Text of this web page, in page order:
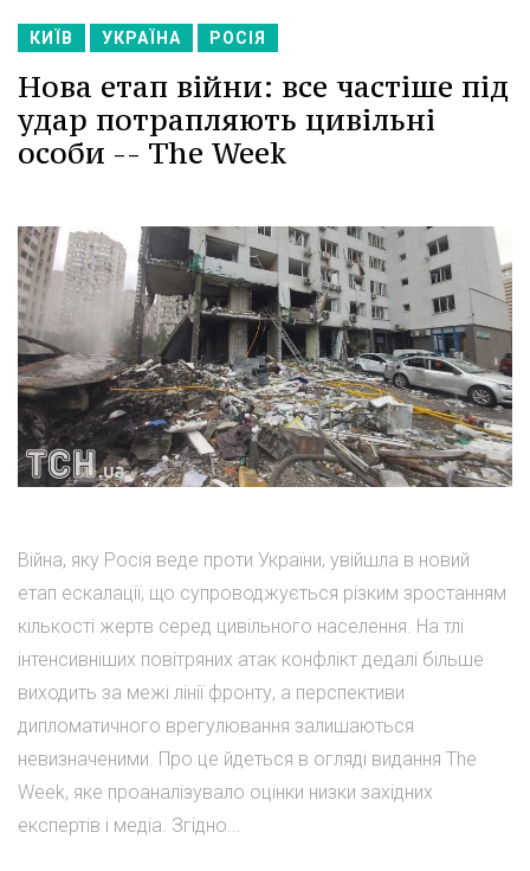
КИЇВ УКРАЇНА РОСІЯ
Нова етап війни: все частіше під
удар потрапляють цивільні
особи -- The Week
Війна, яку Росія веде проти України, увійшла в новий
етап ескалації, що супроводжується різким зростанням
кількості жертв серед цивільного населення. На тлі
інтенсивніших повітряних атак конфлікт дедалі більше
виходить за межі лінії фронту, а перспективи
дипломатичного врегулювання залишаються
невизначеними. Про це йдеться в огляді видання The
Week, яке проаналізувало оцінки низки західних
експертів і медіа. Згідно...